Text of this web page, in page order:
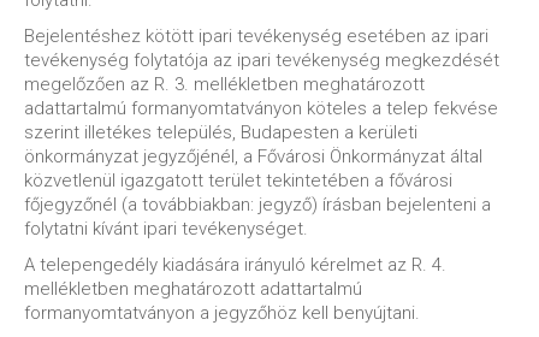
Bejelentéshez kötött ipari tevékenység esetében az ipari
tevékenység folytatója az ipari tevékenység megkezdését
megelőzően az R. 3. mellékletben meghatározott
adattartalmú formanyomtatványon köteles a telep fekvése
szerint illetékes település, Budapesten a kerületi
önkormányzat jegyzőjénél, a Fővárosi Önkormányzat által
közvetlenül igazgatott terület tekintetében a fővárosi
főjegyzőnél (a továbbiakban: jegyző) írásban bejelenteni a
folytatni kívánt ipari tevékenységet.
A telepengedély kiadására irányuló kérelmet az R. 4.
mellékletben meghatározott adattartalmú
formanyomtatványon a jegyzőhöz kell benyújtani.